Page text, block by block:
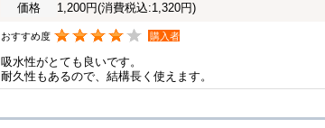
価格
1,200円(消費税込:1,320円)
おすすめ度 購入者
吸水性がとても良いです。
耐久性もあるので、結構長く使えます。